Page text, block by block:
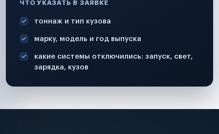
ЧТО УКАЗАТЬ В ЗАЯВКЕ
тоннаж и тип кузова
марку, модель и год выпуска
какие системы отключились: запуск, свет,
зарядка, кузов